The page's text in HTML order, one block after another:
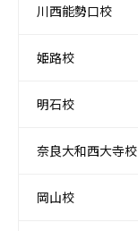
川西能勢口校
姫路校
明石校
奈良大和西大寺校
岡山校